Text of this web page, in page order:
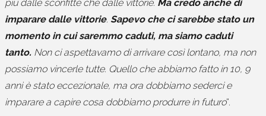
più dalle sconfitte che dalle vittorie. Ma credo anche di
imparare dalle vittorie. Sapevo che ci sarebbe stato un
momento in cui saremmo caduti, ma siamo caduti
tanto. Non ci aspettavamo di arrivare così lontano, ma non
possiamo vincerle tutte. Quello che abbiamo fatto in 10, 9
anni è stato eccezionale, ma ora dobbiamo sederci e
imparare a capire cosa dobbiamo produrre in futuro“.